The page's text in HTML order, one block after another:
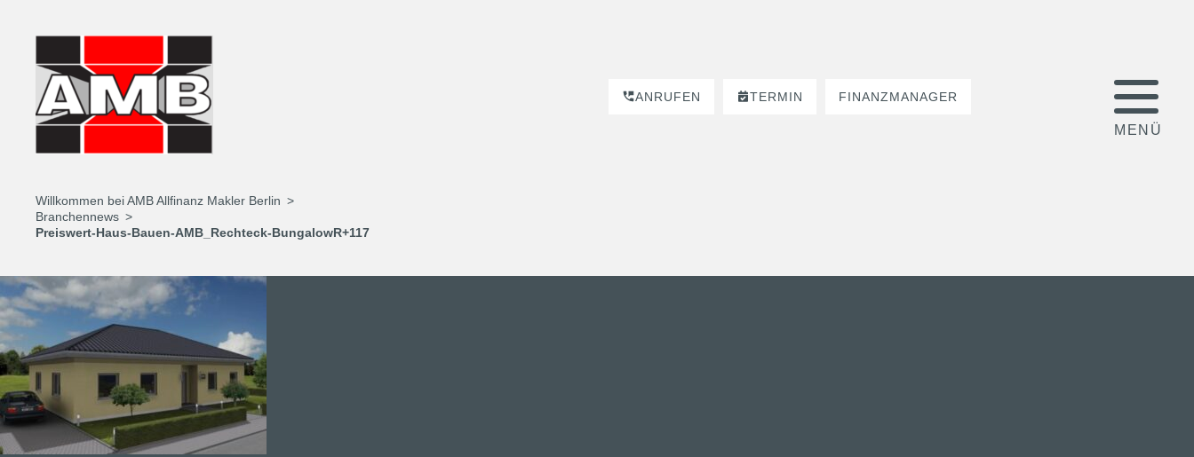
ANRUFEN TERMIN FINANZMANAGER
Willkommen bei AMB Allfinanz Makler Berlin
Branchennews
Preiswert-Haus-Bauen-AMB_Rechteck-BungalowR+117